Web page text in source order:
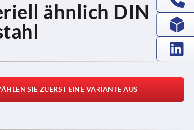
ähnlich DIN
SIE ZUERST EINE VARIANTE AUS